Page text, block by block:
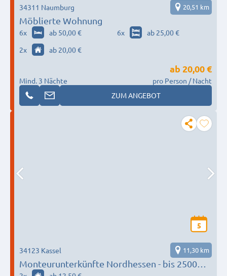
Möblierte Wohnung
34311 Naumburg 20,51 km
6x ab 50,00 € 6x
ab 25,00 €
2x ab 20,00 €
Mind. 3 Nächte
ab 20,00 €
pro Person / Nacht
ZUM ANGEBOT
5
Monteurunterkünfte Nordhessen - bis 2500
34123 Kassel 11,30 km